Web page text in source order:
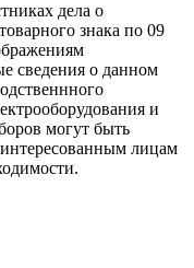
дела о
знака по 09
сведения о данном
и
могут быть
лицам